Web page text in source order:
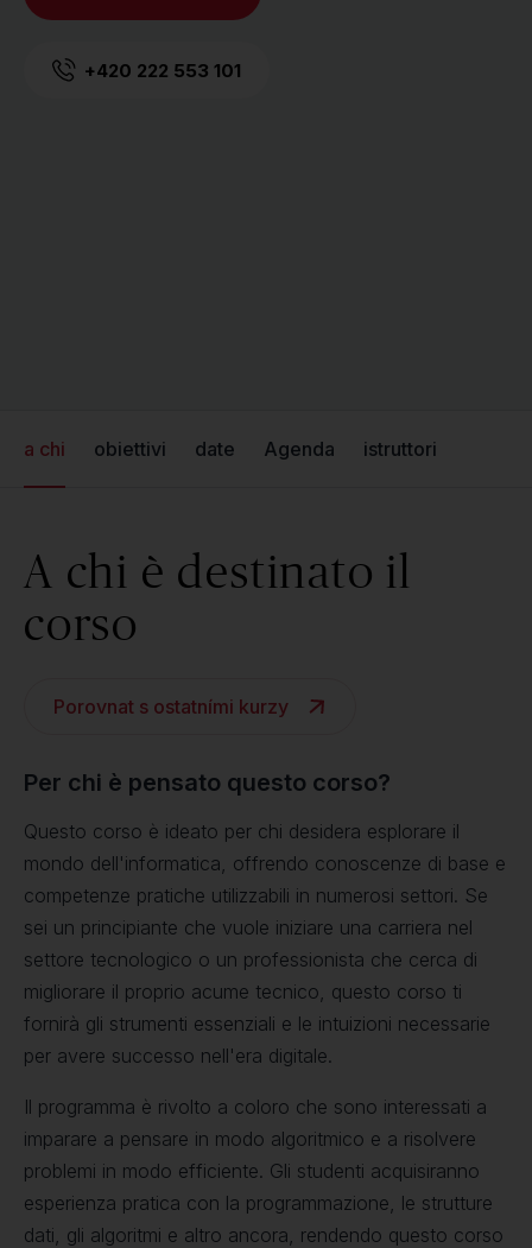
+420 222 553 101
a chi obiettivi date Agenda istruttori
A chi è destinato il
corso
Porovnat s ostatními kurzy
Per chi è pensato questo corso?
Questo corso è ideato per chi desidera esplorare il
mondo dell'informatica, offrendo conoscenze di base e
competenze pratiche utilizzabili in numerosi settori. Se
sei un principiante che vuole iniziare una carriera nel
settore tecnologico o un professionista che cerca di
migliorare il proprio acume tecnico, questo corso ti
fornirà gli strumenti essenziali e le intuizioni necessarie
per avere successo nell'era digitale.
Il programma è rivolto a coloro che sono interessati a
imparare a pensare in modo algoritmico e a risolvere
problemi in modo efficiente. Gli studenti acquisiranno
esperienza pratica con la programmazione, le strutture
dati, gli algoritmi e altro ancora, rendendo questo corso